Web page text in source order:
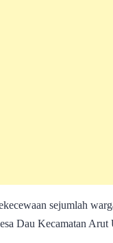
sejumlah
Dau Kecamatan